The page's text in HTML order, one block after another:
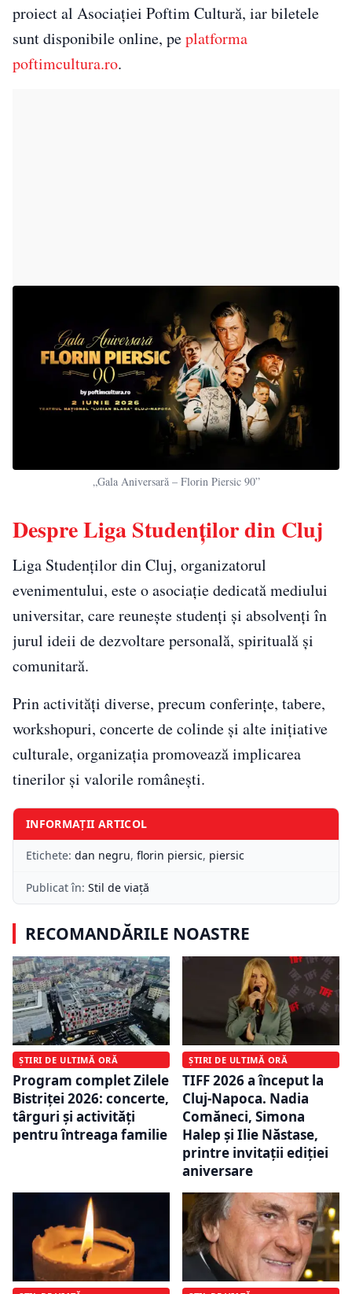
proiect al Asociației Poftim Cultură, iar biletele
sunt disponibile online, peplatforma
poftimcultura.ro.
„Gala Aniversară – Florin Piersic 90”
Despre Liga Studenților din Cluj
Liga Studenților din Cluj, organizatorul
evenimentului, este o asociație dedicată mediului
universitar, care reunește studenți și absolvenți în
jurul ideii de dezvoltare personală, spirituală și
comunitară.
Prin activități diverse, precum conferințe, tabere,
workshopuri, concerte de colinde și alte inițiative
culturale, organizația promovează implicarea
tinerilor și valorile românești.
INFORMAȚII ARTICOL
Etichete: dan negru, florin piersic, piersic
Publicat în: Stil de viață
RECOMANDĂRILE NOASTRE
ȘTIRI DE ULTIMĂ ORĂ
Program complet Zilele
Bistriței 2026: concerte,
târguri și activități
pentru întreaga familie
ȘTIRI DE ULTIMĂ ORĂ
TIFF 2026 a început la
Cluj-Napoca. Nadia
Comăneci, Simona
Halep și Ilie Năstase,
printre invitații ediției
aniversare